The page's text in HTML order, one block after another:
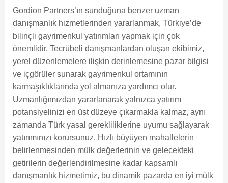
Gordion Partners’ın sunduğuna benzer uzman
danışmanlık hizmetlerinden yararlanmak, Türkiye’de
bilinçli gayrimenkul yatırımları yapmak için çok
önemlidir. Tecrübeli danışmanlardan oluşan ekibimiz,
yerel düzenlemelere ilişkin derinlemesine pazar bilgisi
ve içgörüler sunarak gayrimenkul ortamının
karmaşıklıklarında yol almanıza yardımcı olur.
Uzmanlığımızdan yararlanarak yalnızca yatırım
potansiyelinizi en üst düzeye çıkarmakla kalmaz, aynı
zamanda Türk yasal gerekliliklerine uyumu sağlayarak
yatırımınızı korursunuz. Hızlı büyüyen mahallelerin
belirlenmesinden mülk değerlerinin ve gelecekteki
getirilerin değerlendirilmesine kadar kapsamlı
danışmanlık hizmetimiz, bu dinamik pazarda en iyi mülk